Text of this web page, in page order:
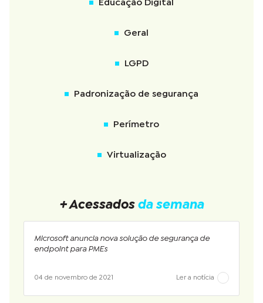
Educação Digital
Geral
LGPD
Padronização de segurança
Perímetro
Virtualização
+ Acessados da semana
Microsoft anuncia nova solução de segurança de
endpoint para PMEs
04 de novembro de 2021 Ler a notícia